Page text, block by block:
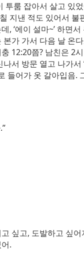
룸 잡아서 살고 있
지낸 적도 있어서
, ‘에이 설마~’ 하면
가 가서 다음 날 온
12:20쯤? 남친은 2
서 방문 열고 나가
들어가 옷 갈아입음.
싶고, 도발하고 싶
.